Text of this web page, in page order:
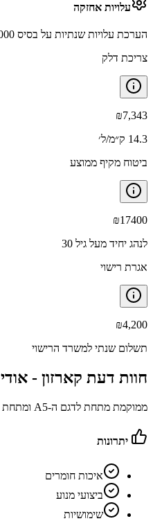
עלויות אחזקה
הערכת עלויות שנתיות על בסיס 15,000 ק״מ בשנה
צריכת דלק
₪7,343
14.3 ק״מ/ל׳
ביטוח מקיף ממוצע
₪17400
לנהג יחיד מעל גיל 30
אגרת רישוי
₪4,200
תשלום שנתי למשרד הרישוי
חוות דעת קארזון - אודי A6
ממוקמת מתחת לדגם ה-A5 ומתחת לדגם ה-A7 הבכיר יותר
יתרונות
איכות חומרים
ביצועי מנוע
שימושיות